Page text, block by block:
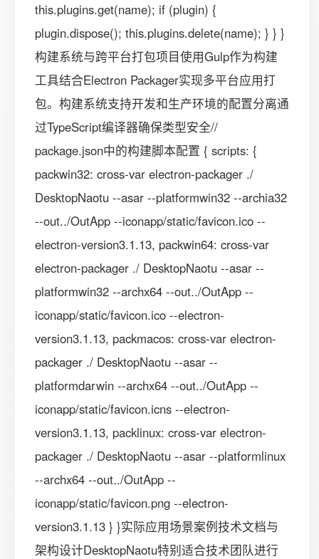
this.plugins.get(name); if (plugin) {
plugin.dispose(); this.plugins.delete(name); } } }
构建系统与跨平台打包项目使用Gulp作为构建
工具结合Electron Packager实现多平台应用打
包。构建系统支持开发和生产环境的配置分离通
过TypeScript编译器确保类型安全//
package.json中的构建脚本配置 { scripts: {
packwin32: cross-var electron-packager ./
DesktopNaotu --asar --platformwin32 --archia32
--out../OutApp --iconapp/static/favicon.ico --
electron-version3.1.13, packwin64: cross-var
electron-packager ./ DesktopNaotu --asar --
platformwin32 --archx64 --out../OutApp --
iconapp/static/favicon.ico --electron-
version3.1.13, packmacos: cross-var electron-
packager ./ DesktopNaotu --asar --
platformdarwin --archx64 --out../OutApp --
iconapp/static/favicon.icns --electron-
version3.1.13, packlinux: cross-var electron-
packager ./ DesktopNaotu --asar --platformlinux
--archx64 --out../OutApp --
iconapp/static/favicon.png --electron-
version3.1.13 } }实际应用场景案例技术文档与
架构设计DesktopNaotu特别适合技术团队进行